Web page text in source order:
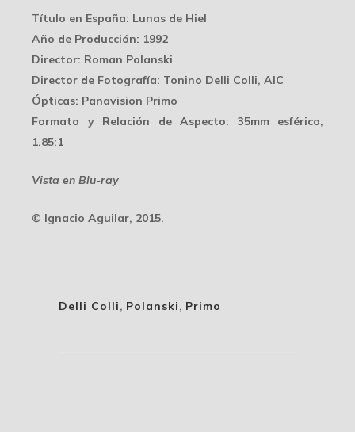
Título en España: Lunas de Hiel
Año de Producción: 1992
Director: Roman Polanski
Director de Fotografía: Tonino Delli Colli, AIC
Ópticas: Panavision Primo
Formato y Relación de Aspecto: 35mm esférico,
1.85:1
Vista en Blu-ray
© Ignacio Aguilar, 2015.
Delli Colli, Polanski, Primo